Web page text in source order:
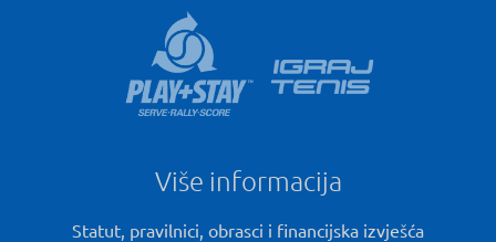
Više informacija
Statut, pravilnici, obrasci i financijska izvješća